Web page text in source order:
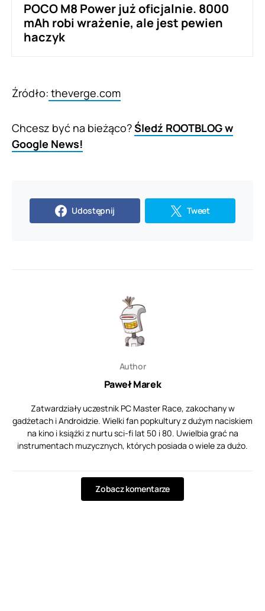
POCO M8 Power już oficjalnie. 8000
mAh robi wrażenie, ale jest pewien
haczyk
Źródło: theverge.com
Chcesz być na bieżąco?Śledź ROOTBLOG w
Google News!
Udostępnij Tweet
Author
Paweł Marek
Zatwardziały uczestnik PC Master Race, zakochany w
gadżetach i Androidzie. Wielki fan popkultury z dużym naciskiem
na kino i książki z nurtu sci-fi lat 50 i 80. Uwielbia grać na
instrumentach muzycznych, których posiada o wiele za dużo.
Zobacz komentarze